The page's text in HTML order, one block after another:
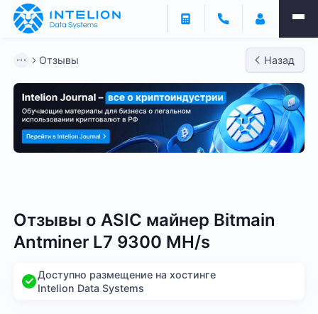
Отзывы Назад
Отзывы о ASIC майнер Bitmain
Antminer L7 9300 MH/s
Доступно размещение на хостинге
Intelion Data Systems